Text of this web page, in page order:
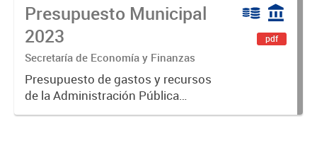
Presupuesto Municipal
2023
Secretaría de Economía y Finanzas
Presupuesto de gastos y recursos
de la Administración Pública
Municipal para el ejercicio 2023.
pdf